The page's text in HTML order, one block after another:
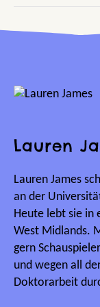
Lauren
Lauren James
an der
Heute lebt sie in
West Midlands.
gern
und wegen all
Doktorarbeit